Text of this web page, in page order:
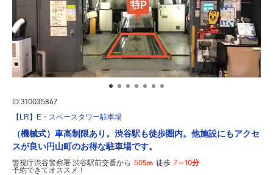
ID:310035867
【LR】E・スペースタワー駐車場
（機械式）車高制限あり。渋谷駅も徒歩圏内。他施設にもアクセ
スが良い円山町のお得な駐車場です。
警視庁渋谷警察署 渋谷駅前交番から 505m 徒歩 7～10分
予約できてオススメ！